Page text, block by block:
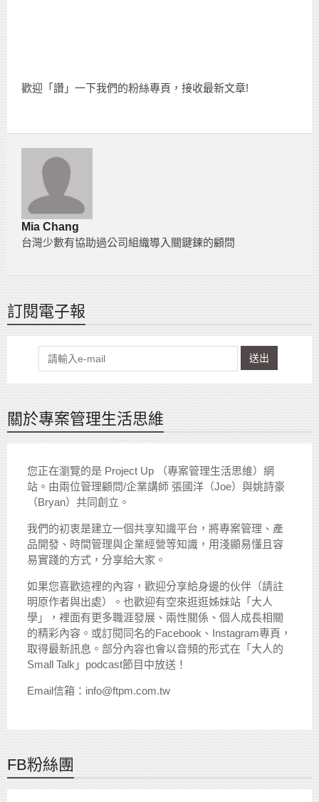
歡迎「讚」一下我們的粉絲專頁，接收最新文章!
Mia Chang
台灣少數有協助過公司組織導入關鍵鍊的顧問
訂閱電子報
送出
關於專案管理生活思維
您正在瀏覽的是 Project Up （專案管理生活思維）網
站。由兩位管理顧問/企業講師 張國洋（Joe）與姚詩豪
（Bryan）共同創立。
我們的初衷是建立一個共享知識平台，將專案管理、產
品開發、時間管理與企業經營等知識，用淺顯易懂且容
易實踐的方式，分享給大家。
如果您喜歡這裡的內容，歡迎分享給身邊的伙伴（請註
明原作者與出處）。也歡迎有空來逛逛姊妹站「大人
學」，裡面有更多職涯發展、兩性關係、個人成長相關
的精彩內容。或訂閱同名的Facebook、Instagram專頁，
取得最新訊息。部分內容也會以音頻的形式在「大人的
Small Talk」podcast節目中放送！
Email信箱：info@ftpm.com.tw
FB粉絲團